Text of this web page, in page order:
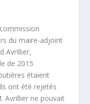
du maire-adjoint
Avrillier,
de 2015
étaient
ont été rejetés
Avrillier ne pouvait